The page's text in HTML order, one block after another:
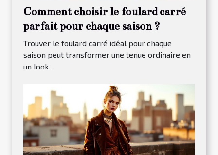
Comment choisir le foulard carré
parfait pour chaque saison ?
Trouver le foulard carré idéal pour chaque
saison peut transformer une tenue ordinaire en
un look...